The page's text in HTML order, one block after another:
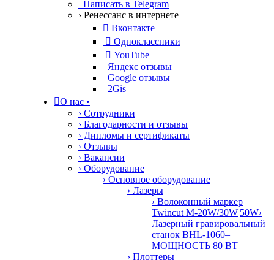
Написать в Telegram
› Ренессанс в интернете
 Вконтакте
 Одноклассники
 YouTube
Яндекс отзывы
Google отзывы
2Gis
О нас •
› Сотрудники
› Благодарности и отзывы
› Дипломы и сертификаты
› Отзывы
› Вакансии
› Оборудование
› Основное оборудование
› Лазеры
› Волоконный маркер
Twincut M-20W/30W|50W›
Лазерный гравировальный
станок BHL-1060–
МОЩНОСТЬ 80 ВТ
› Плоттеры